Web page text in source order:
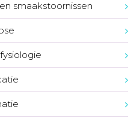
smaakstoornissen